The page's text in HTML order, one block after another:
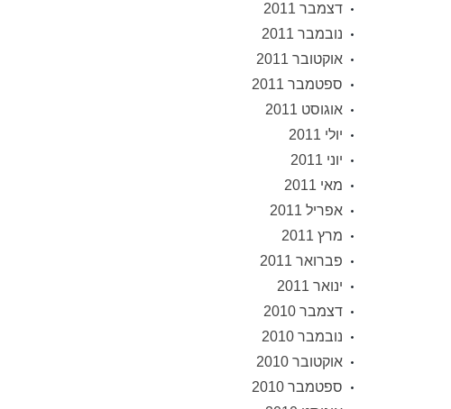
דצמבר 2011
נובמבר 2011
אוקטובר 2011
ספטמבר 2011
אוגוסט 2011
יולי 2011
יוני 2011
מאי 2011
אפריל 2011
מרץ 2011
פברואר 2011
ינואר 2011
דצמבר 2010
נובמבר 2010
אוקטובר 2010
ספטמבר 2010